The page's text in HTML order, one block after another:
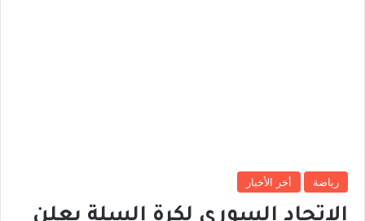
رياضة أخر الأخبار